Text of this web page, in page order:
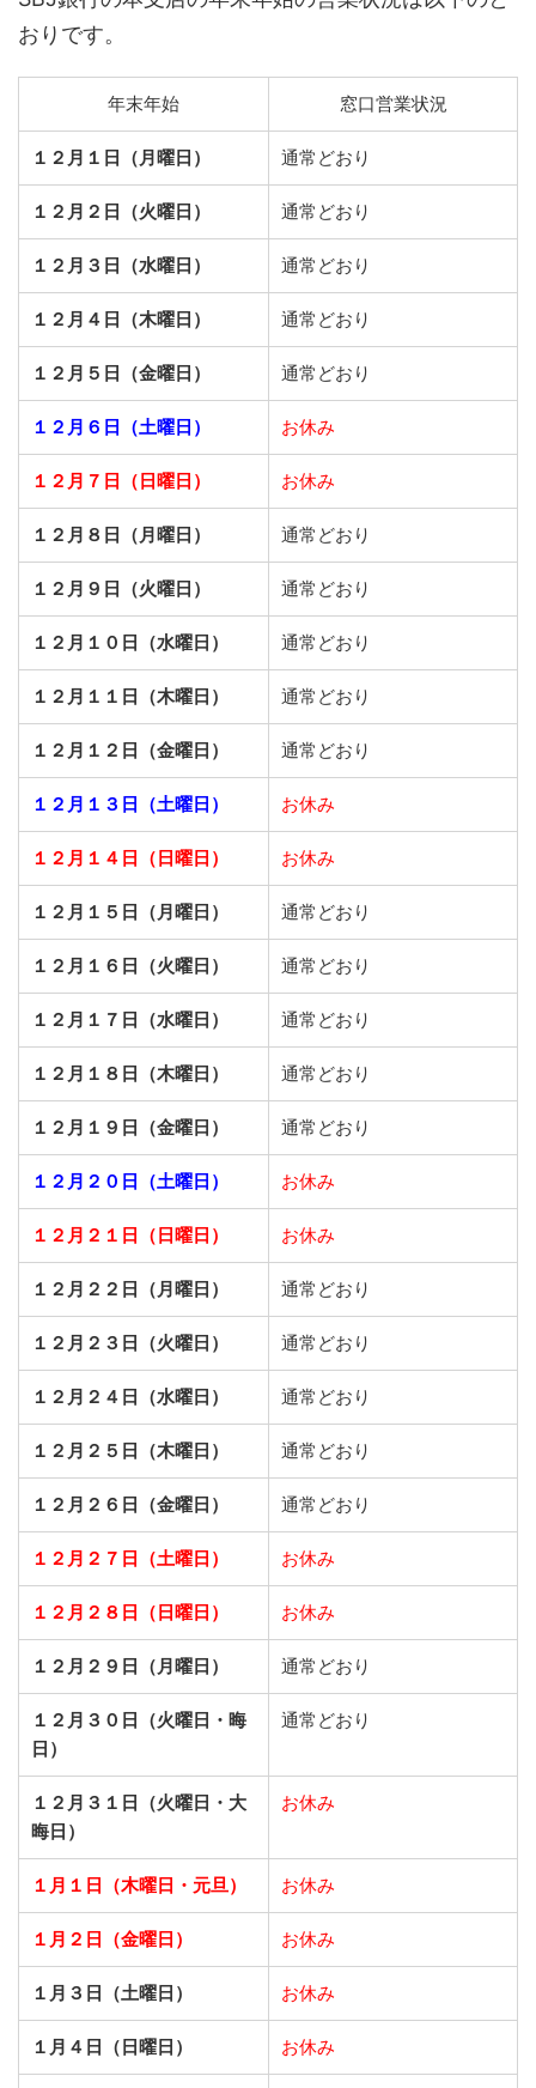
おりです。
年末年始 窓口営業状況
１２月１日（月曜日） 通常どおり
１２月２日（火曜日） 通常どおり
１２月３日（水曜日） 通常どおり
１２月４日（木曜日） 通常どおり
１２月５日（金曜日） 通常どおり
１２月６日（土曜日） お休み
１２月７日（日曜日） お休み
１２月８日（月曜日） 通常どおり
１２月９日（火曜日） 通常どおり
１２月１０日（水曜日） 通常どおり
１２月１１日（木曜日） 通常どおり
１２月１２日（金曜日） 通常どおり
１２月１３日（土曜日） お休み
１２月１４日（日曜日） お休み
１２月１５日（月曜日） 通常どおり
１２月１６日（火曜日） 通常どおり
１２月１７日（水曜日） 通常どおり
１２月１８日（木曜日） 通常どおり
１２月１９日（金曜日） 通常どおり
１２月２０日（土曜日） お休み
１２月２１日（日曜日） お休み
１２月２２日（月曜日） 通常どおり
１２月２３日（火曜日） 通常どおり
１２月２４日（水曜日） 通常どおり
１２月２５日（木曜日） 通常どおり
１２月２６日（金曜日） 通常どおり
１２月２７日（土曜日） お休み
１２月２８日（日曜日） お休み
１２月２９日（月曜日） 通常どおり
１２月３０日（火曜日・晦
日）
通常どおり
１２月３１日（火曜日・大
晦日）
お休み
１月１日（木曜日・元旦） お休み
１月２日（金曜日） お休み
１月３日（土曜日） お休み
１月４日（日曜日） お休み